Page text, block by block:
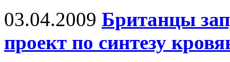
03.04.2009 Британцы
проект по синтезу